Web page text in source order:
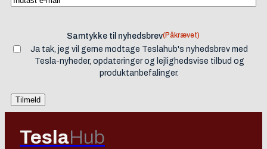
Samtykke til nyhedsbrev(Påkrævet)
Ja tak, jeg vil gerne modtage Teslahub's nyhedsbrev med
Tesla-nyheder, opdateringer og lejlighedsvise tilbud og
produktanbefalinger.
TeslaHub